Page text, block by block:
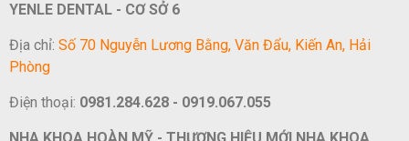
YENLE DENTAL - CƠ SỞ 6
Địa chỉ: Số 70 Nguyễn Lương Bằng, Văn Đẩu, Kiến An, Hải
Phòng
Điện thoại: 0981.284.628 - 0919.067.055